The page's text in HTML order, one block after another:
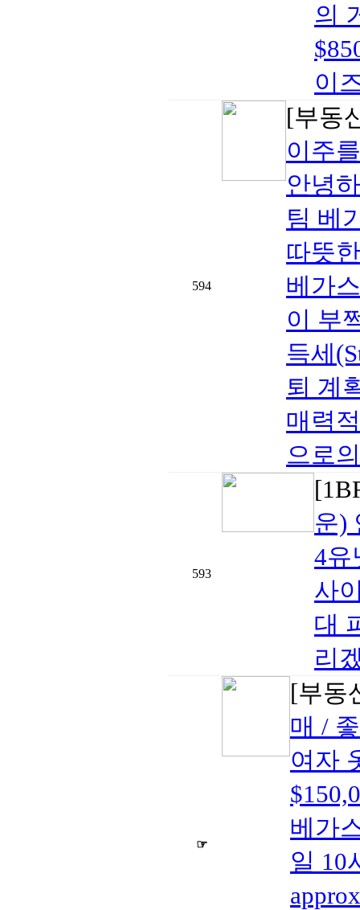
의
이
594
[부동
이주
안녕
팀 베
따뜻
베가
이 부
득세
퇴 계
매력
으로
593
운)
4유
사
대
리
☞
[부동
매 /
여자
베가
일 10